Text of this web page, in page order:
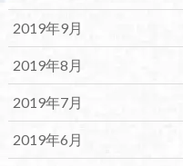
2019年9月
2019年8月
2019年7月
2019年6月